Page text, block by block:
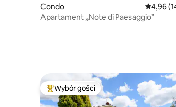
Condo Średnia
4,96
Apartament „Note di Paesaggio”
Najpopularniejsze z kategorii Wybór
Wybór gości